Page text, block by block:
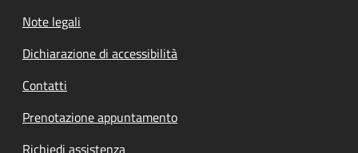
Note legali
Dichiarazione di accessibilità
Contatti
Prenotazione appuntamento
Richiedi assistenza